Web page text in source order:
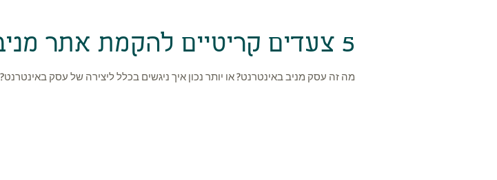
5 צעדים קריטיים להקמת אתר מניב באינטרנט
מה זה עסק מניב באינטרנט? או יותר נכון איך ניגשים בכלל ליצירה של עסק